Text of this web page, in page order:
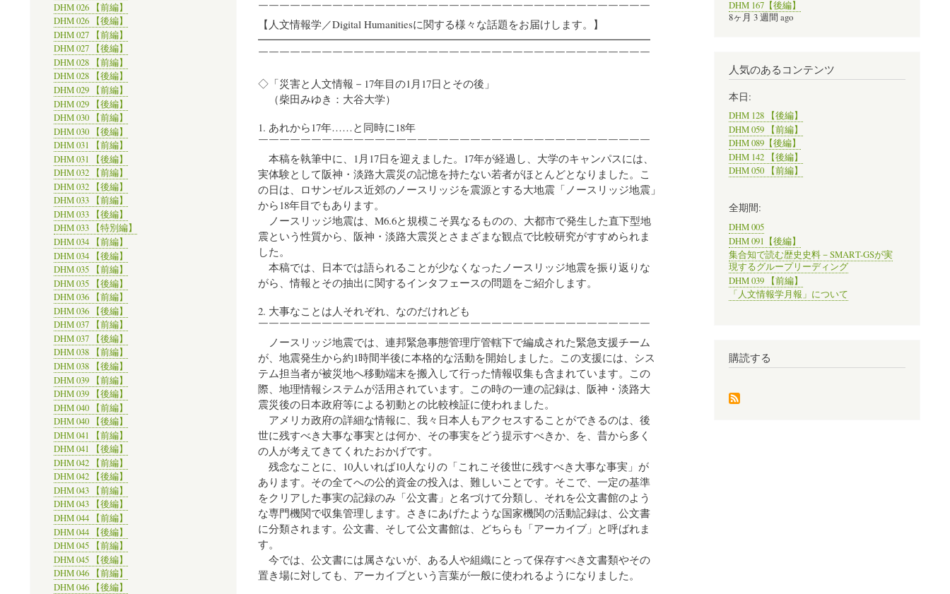
￣￣￣￣￣￣￣￣￣￣￣￣￣￣￣￣￣￣￣￣￣￣￣￣￣￣￣￣￣￣￣￣￣￣￣￣￣
【人文情報学／Digital Humanitiesに関する様々な話題をお届けします。】
━━━━━━━━━━━━━━━━━━━━━━━━━━━━━━━━━━━━━
￣￣￣￣￣￣￣￣￣￣￣￣￣￣￣￣￣￣￣￣￣￣￣￣￣￣￣￣￣￣￣￣￣￣￣￣￣
◇「災害と人文情報－17年目の1月17日とその後」
（柴田みゆき：大谷大学）
1. あれから17年……と同時に18年
￣￣￣￣￣￣￣￣￣￣￣￣￣￣￣￣￣￣￣￣￣￣￣￣￣￣￣￣￣￣￣￣￣￣￣￣￣
本稿を執筆中に、1月17日を迎えました。17年が経過し、大学のキャンパスには、
実体験として阪神・淡路大震災の記憶を持たない若者がほとんどとなりました。こ
の日は、ロサンゼルス近郊のノースリッジを震源とする大地震「ノースリッジ地震」
から18年目でもあります。
ノースリッジ地震は、M6.6と規模こそ異なるものの、大都市で発生した直下型地
震という性質から、阪神・淡路大震災とさまざまな観点で比較研究がすすめられま
した。
本稿では、日本では語られることが少なくなったノースリッジ地震を振り返りな
がら、情報とその抽出に関するインタフェースの問題をご紹介します。
2. 大事なことは人それぞれ、なのだけれども
￣￣￣￣￣￣￣￣￣￣￣￣￣￣￣￣￣￣￣￣￣￣￣￣￣￣￣￣￣￣￣￣￣￣￣￣￣
ノースリッジ地震では、連邦緊急事態管理庁管轄下で編成された緊急支援チーム
が、地震発生から約1時間半後に本格的な活動を開始しました。この支援には、シス
テム担当者が被災地へ移動端末を搬入して行った情報収集も含まれています。この
際、地理情報システムが活用されています。この時の一連の記録は、阪神・淡路大
震災後の日本政府等による初動との比較検証に使われました。
アメリカ政府の詳細な情報に、我々日本人もアクセスすることができるのは、後
世に残すべき大事な事実とは何か、その事実をどう提示すべきか、を、昔から多く
の人が考えてきてくれたおかげです。
残念なことに、10人いれば10人なりの「これこそ後世に残すべき大事な事実」が
あります。その全てへの公的資金の投入は、難しいことです。そこで、一定の基準
をクリアした事実の記録のみ「公文書」と名づけて分類し、それを公文書館のよう
な専門機関で収集管理します。さきにあげたような国家機関の活動記録は、公文書
に分類されます。公文書、そして公文書館は、どちらも「アーカイブ」と呼ばれま
す。
今では、公文書には属さないが、ある人や組織にとって保存すべき文書類やその
置き場に対しても、アーカイブという言葉が一般に使われるようになりました。
DHM 026 【前編】
DHM 026 【後編】
DHM 027 【前編】
DHM 027 【後編】
DHM 028 【前編】
DHM 028 【後編】
DHM 029 【前編】
DHM 029 【後編】
DHM 030 【前編】
DHM 030 【後編】
DHM 031 【前編】
DHM 031 【後編】
DHM 032 【前編】
DHM 032 【後編】
DHM 033 【前編】
DHM 033 【後編】
DHM 033 【特別編】
DHM 034 【前編】
DHM 034 【後編】
DHM 035 【前編】
DHM 035 【後編】
DHM 036 【前編】
DHM 036 【後編】
DHM 037 【前編】
DHM 037 【後編】
DHM 038 【前編】
DHM 038 【後編】
DHM 039 【前編】
DHM 039 【後編】
DHM 040 【前編】
DHM 040 【後編】
DHM 041 【前編】
DHM 041 【後編】
DHM 042 【前編】
DHM 042 【後編】
DHM 043 【前編】
DHM 043 【後編】
DHM 044 【前編】
DHM 044 【後編】
DHM 045 【前編】
DHM 045 【後編】
DHM 046 【前編】
DHM 046 【後編】
DHM 167【後編】
8ヶ月 3 週間 ago
人気のあるコンテンツ
本日:
DHM 128 【後編】
DHM 059 【前編】
DHM 089【後編】
DHM 142 【後編】
DHM 050 【前編】
全期間:
DHM 005
DHM 091【後編】
集合知で読む歴史史料－SMART-GSが実
現するグループリーディング
DHM 039 【前編】
「人文情報学月報」について
購読する